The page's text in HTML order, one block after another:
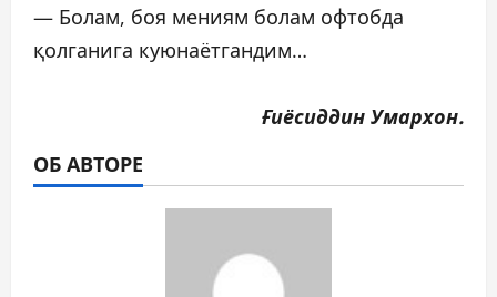
— Болам, боя мениям болам офтобда
қолганига куюнаётгандим…
Ғиёсиддин Умархон.
ОБ АВТОРЕ